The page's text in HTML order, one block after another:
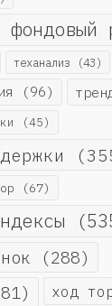
фондовый
теханализ (43)
(96)
(45)
(67)
(288)
ход